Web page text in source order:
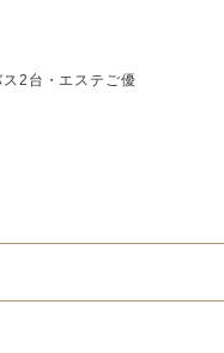
2台・エステご優